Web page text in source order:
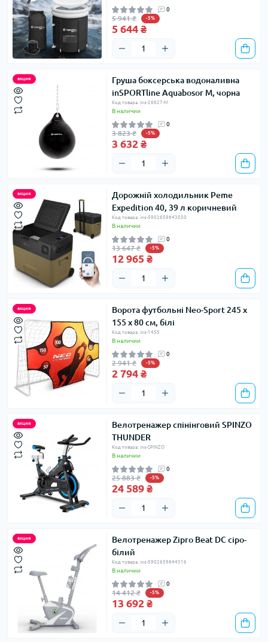
0
5 941 ₴ -5%
5 644 ₴
акция
Груша боксерська водоналивна
inSPORTline Aquabosor M, чорна
Код товара: ins-26827-M
В наличии
0
3 823 ₴ -5%
3 632 ₴
акция
Дорожній холодильник Peme
Expedition 40, 39 л коричневий
Код товара: ins-5902659843050
В наличии
0
13 647 ₴ -5%
12 965 ₴
акция
Ворота футбольні Neo-Sport 245 x
155 x 80 см, білі
Код товара: ins-1455
В наличии
0
2 941 ₴ -5%
2 794 ₴
акция
Велотренажер спінінговий SPINZO
THUNDER
Код товара: ins-SPINZO
В наличии
0
25 883 ₴ -5%
24 589 ₴
акция
Велотренажер Zipro Beat DC сіро-
білий
Код товара: ins-5902659844316
В наличии
0
14 412 ₴ -5%
13 692 ₴